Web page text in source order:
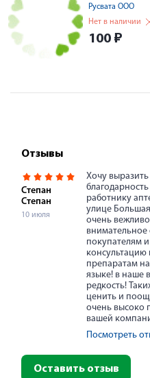
Русвата ООО
Нет в наличии
100 ₽
Отзывы
Степан
Степан
10 июля
Хочу
работнику
улице
очень
покупателям
препаратам
языке! в наше
редкость!
ценить и
очень высоко
вашей
Посмотреть
Оставить отзыв